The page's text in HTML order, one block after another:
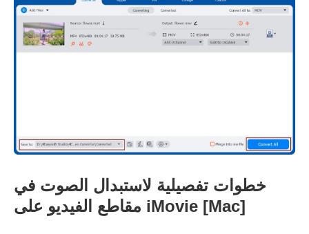
خطوات تفصيلية لاستبدال الصوت في
مقاطع الفيديو على iMovie [Mac]